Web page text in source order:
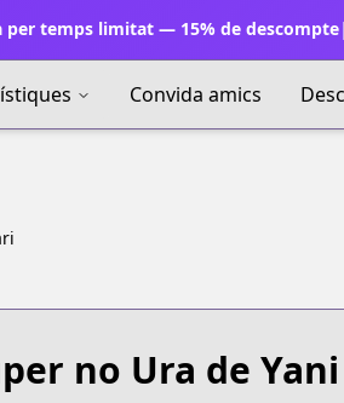
per temps limitat — 15% de descompte|
Convida amics
no Ura de